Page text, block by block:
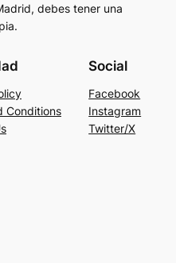
debes tener una
Conditions
Social
Facebook
Instagram
Twitter/X